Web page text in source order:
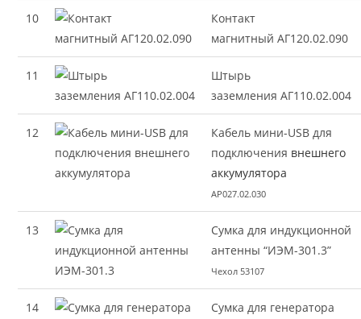
10
Контакт
магнитный АГ120.02.090
11
Штырь
заземления АГ110.02.004
12
Кабель мини-USB для
подключения внешнего
аккумулятора
AP027.02.030
13
Сумка для индукционной
антенны “ИЭМ-301.3”
Чехол 53107
14
Сумка для генератора